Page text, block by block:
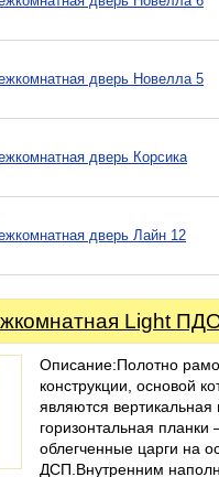
дверь Новелла 5
дверь Корсика
дверь Лайн 12
Light
Описание:Полотно
конструкции, основой
являются вертикальная
горизонтальная планки
облегченные царги на
ДСП.Внутренним